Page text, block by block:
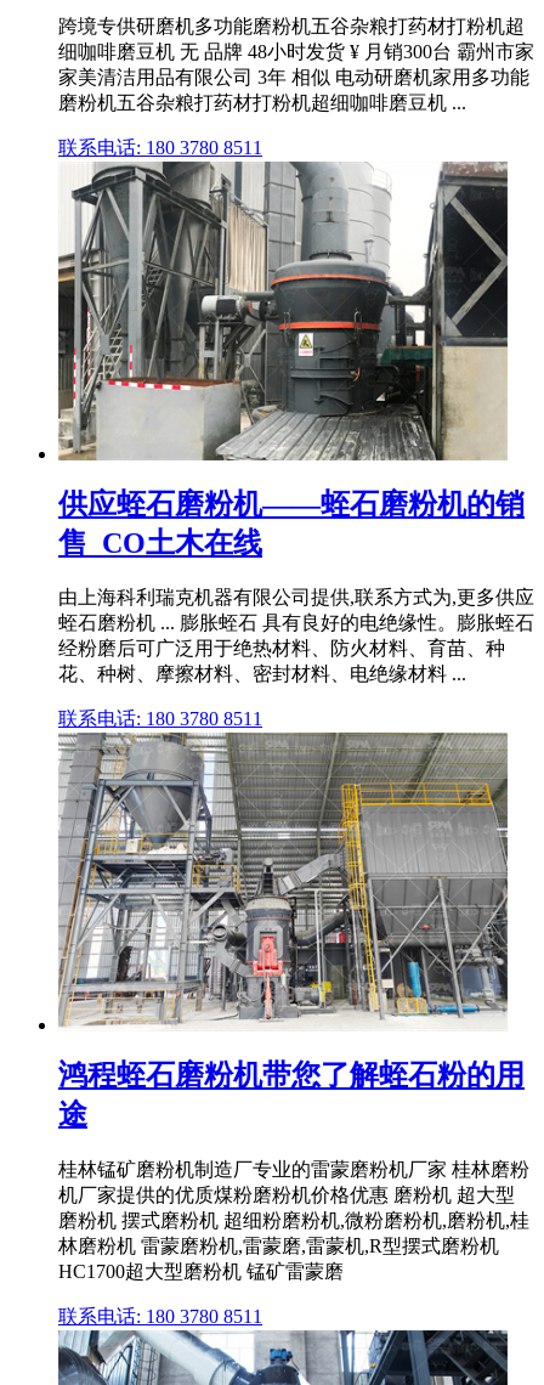
跨境专供研磨机多功能磨粉机五谷杂粮打药材打粉机超
细咖啡磨豆机 无 品牌 48小时发货 ¥ 月销300台 霸州市家
家美清洁用品有限公司 3年 相似 电动研磨机家用多功能
磨粉机五谷杂粮打药材打粉机超细咖啡磨豆机 ...
联系电话: 180 3780 8511
供应蛭石磨粉机——蛭石磨粉机的销
售_CO土木在线
由上海科利瑞克机器有限公司提供,联系方式为,更多供应
蛭石磨粉机 ... 膨胀蛭石 具有良好的电绝缘性。膨胀蛭石
经粉磨后可广泛用于绝热材料、防火材料、育苗、种
花、种树、摩擦材料、密封材料、电绝缘材料 ...
联系电话: 180 3780 8511
鸿程蛭石磨粉机带您了解蛭石粉的用
途
桂林锰矿磨粉机制造厂专业的雷蒙磨粉机厂家 桂林磨粉
机厂家提供的优质煤粉磨粉机价格优惠 磨粉机 超大型
磨粉机 摆式磨粉机 超细粉磨粉机,微粉磨粉机,磨粉机,桂
林磨粉机 雷蒙磨粉机,雷蒙磨,雷蒙机,R型摆式磨粉机
HC1700超大型磨粉机 锰矿雷蒙磨
联系电话: 180 3780 8511